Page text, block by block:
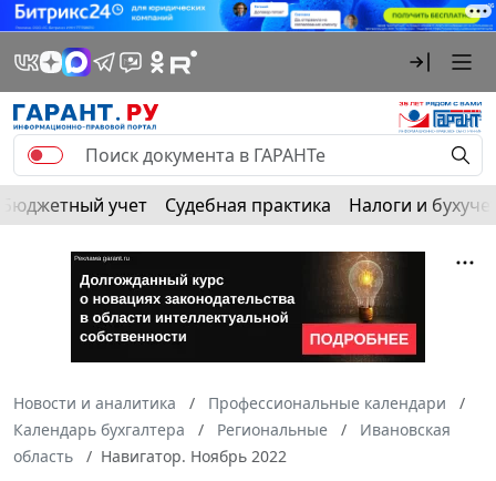
Бюджетный учет Судебная практика Налоги и
Новости и аналитика
Профессиональные календари
Календарь бухгалтера
Региональные
Ивановская
область
Навигатор. Ноябрь 2022